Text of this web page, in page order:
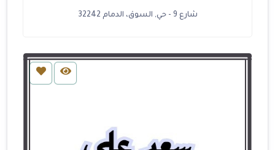
شارع 9 - حي, السوق، الدمام 32242